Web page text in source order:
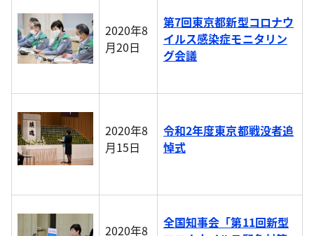
2020年8
月20日
第7回東京都新型コロナウ
イルス感染症モニタリン
グ会議
2020年8
月15日
令和2年度東京都戦没者追
悼式
2020年8
全国知事会「第11回新型